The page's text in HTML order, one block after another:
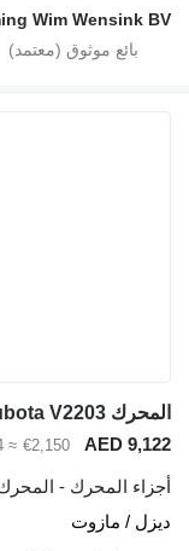
Wim Wensink BV
AED 9,122
€2,150
≈ $2,484
أجزاء المحرك -
ديزل / مازوت